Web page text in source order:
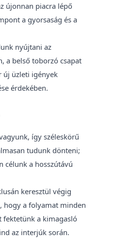
újonnan piacra lépő
a gyorsaság és a
nyújtani az
a belső toborzó csapat
új üzleti igények
érdekében.
így széleskörű
tudunk dönteni;
célunk a hosszútávú
keresztül végig
hogy a folyamat minden
fektetünk a kimagasló
az interjúk során.